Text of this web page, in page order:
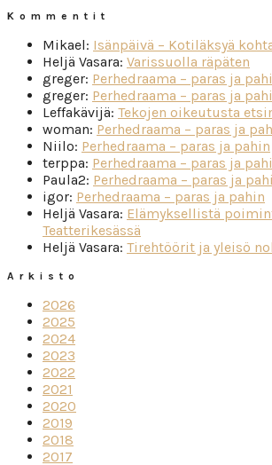
Kommentit
Mikael: Isänpäivä – Kotiläksyä
Heljä Vasara: Varissuolla räpäten
greger: Perhedraama – paras ja
greger: Perhedraama – paras ja
Leffakävijä: Tekojen oikeutusta
woman: Perhedraama – paras ja
Niilo: Perhedraama – paras ja pahin
terppa: Perhedraama – paras ja
Paula2: Perhedraama – paras ja
igor: Perhedraama – paras ja pahin
Heljä Vasara: Elämyksellistä
Teatterikesässä
Heljä Vasara: Tirehtöörit ja yleisö
Arkisto
2026
2025
2024
2023
2022
2021
2020
2019
2018
2017